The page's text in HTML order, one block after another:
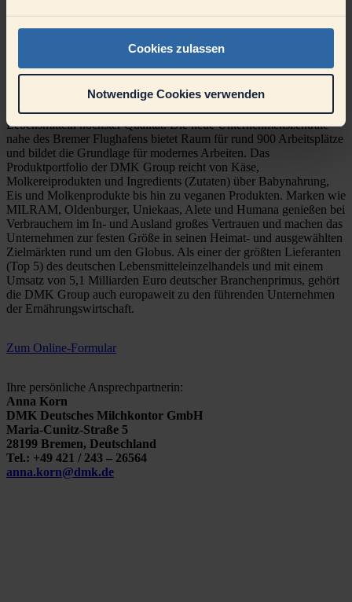
Cookies zulassen
Notwendige Cookies verwenden
und respektvollen Umgang miteinander. Sie sind sich nicht sicher,
ob Sie alle Anforderungen erfüllen? Lassen Sie uns gemeinsam
herausfinden, ob wir zueinander passen. Wir freuen uns auf Ihre
6.800 Mitarbeitenden an mehr als 20 Standorten in Deutschland,
den Niederlanden und weiteren internationalen Hubs Milch zu
Lebensmitteln höchster Qualität. Die neue Unternehmenszentrale
nahe des Bremer Flughafens bietet Raum für rund 900 Arbeitsplätze
und bildet die Grundlage für modernes Arbeiten. Das
Produktportfolio der DMK Group reicht von Käse,
Molkereiprodukten und Ingredients (Zutaten) über Babynahrung,
Eis und Molkenprodukte bis hin zu veganen Produkten. Marken wie
MILRAM, Oldenburger, Uniekaas, Alete und Humana genießen bei
Verbrauchern im In- und Ausland großes Vertrauen und machen das
Unternehmen zur festen Größe in seinen Heimat- und ausgewählten
Zielmärkten rund um den Globus. Als einer der größten Lieferanten
(Top 5) des deutschen Lebensmitteleinzelhandels und mit einem
Umsatz von 5,1 Milliarden Euro deutscher Branchenprimus, gehört
die DMK Group auch europaweit zu den führenden Unternehmen
der Ernährungswirtschaft.
Zum Online-Formular
Ihre persönliche Ansprechpartnerin:
Anna Korn
DMK Deutsches Milchkontor GmbH
Maria-Cunitz-Straße 5
28199 Bremen, Deutschland
Tel.: +49 421 / 243 – 26564
anna.korn@dmk.de